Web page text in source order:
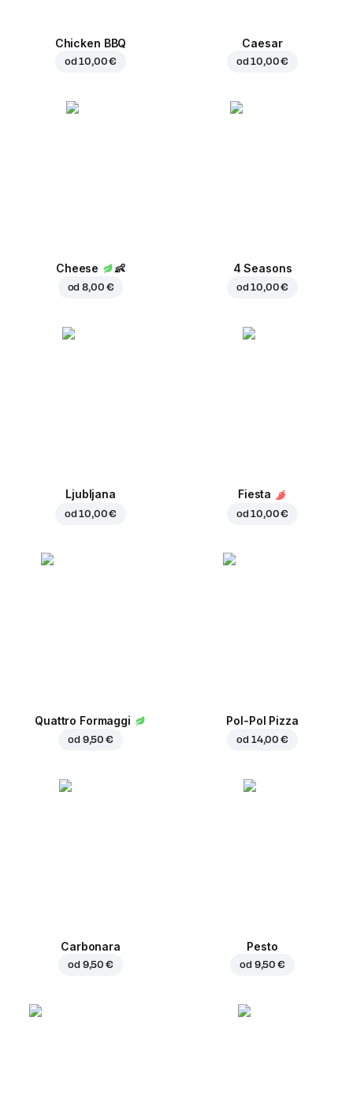
Chicken BBQ
od10,00 €
Caesar
od10,00 €
Cheese 👶
od8,00 €
4 Seasons
od10,00 €
Ljubljana
od10,00 €
Fiesta
od10,00 €
Quattro Formaggi
od 9,50 €
Pol-Pol Pizza
od 14,00 €
Carbonara
od 9,50 €
Pesto
od 9,50 €